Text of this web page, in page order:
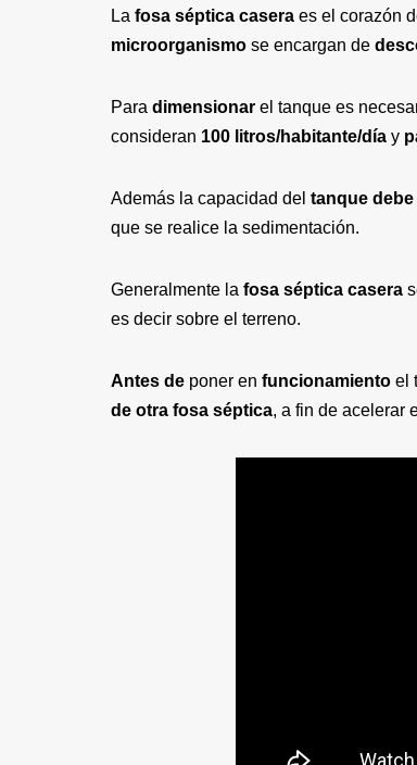
La fosa séptica casera es el corazón
microorganismo se encargan de
Para dimensionar el tanque es
consideran 100 litros/habitante/día y
Además la capacidad del tanque
que se realice la sedimentación.
Generalmente la fosa séptica casera
es decir sobre el terreno.
Antes de poner en funcionamiento el
de otra fosa séptica, a fin de acelerar